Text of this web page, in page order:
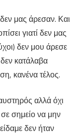
μας άρεσαν. Και
γιατί δεν μας
δεν μου άρεσε
κατάλαβα
κανένα τέλος.
αλλά όχι
σημείο να μην
δεν ήταν